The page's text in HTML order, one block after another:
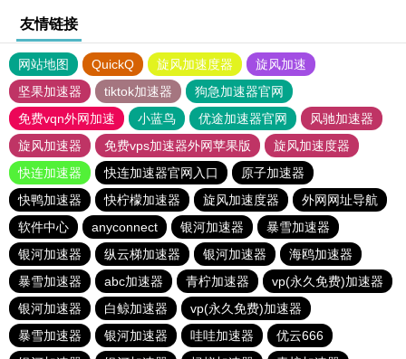
友情链接
网站地图 QuickQ 旋风加速度器
旋风加速
坚果加速器
tiktok加速器
狗急加速器官网
免费vqn外网加速
小蓝鸟 优途加速器官网
风驰加速器
旋风加速器
免费vps加速器外网苹果版
旋风加速度器
快连加速器
快连加速器官网入口
原子加速器
快鸭加速器
快柠檬加速器 旋风加速度器
外网网址导航
软件中心
anyconnect 银河加速器
暴雪加速器
银河加速器
纵云梯加速器 银河加速器
海鸥加速器
暴雪加速器
abc加速器 青柠加速器
vp(永久免费)加速器
银河加速器
白鲸加速器
vp(永久免费)加速器
暴雪加速器
银河加速器 哇哇加速器
优云666